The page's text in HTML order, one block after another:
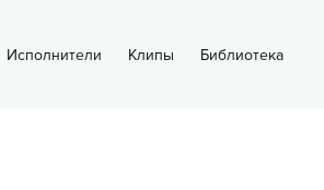
Исполнители Клипы Библиотека